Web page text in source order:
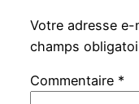
Votre adresse e-
champs
Commentaire *